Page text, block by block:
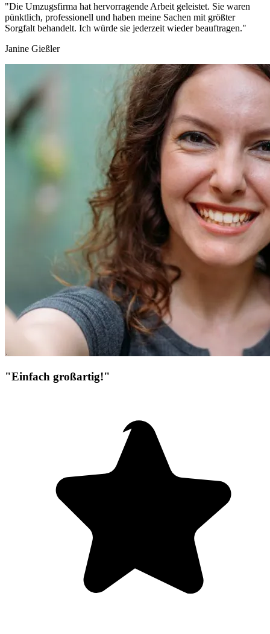
"Die Umzugsfirma hat hervorragende Arbeit geleistet. Sie waren
pünktlich, professionell und haben meine Sachen mit größter
Sorgfalt behandelt. Ich würde sie jederzeit wieder beauftragen."
Janine Gießler
"Einfach großartig!"